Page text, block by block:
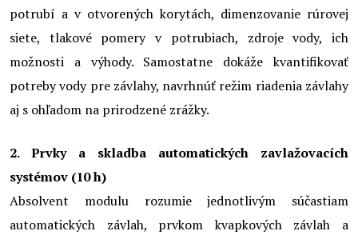
potrubí a v otvorených korytách, dimenzovanie rúrovej
siete, tlakové pomery v potrubiach, zdroje vody, ich
možnosti a výhody. Samostatne dokáže kvantifikovať
potreby vody pre závlahy, navrhnúť režim riadenia závlahy
aj s ohľadom na prirodzené zrážky.
2. Prvky a skladba automatických zavlažovacích
systémov (10 h)
Absolvent modulu rozumie jednotlivým súčastiam
automatických závlah, prvkom kvapkových závlah a